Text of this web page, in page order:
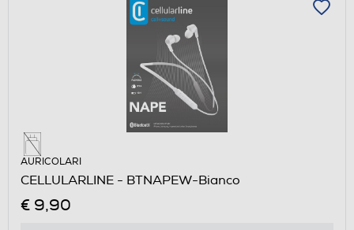
AURICOLARI
CELLULARLINE - BTNAPEW-Bianco
€ 9,90